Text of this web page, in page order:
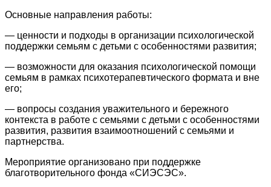
Основные направления работы:
— ценности и подходы в организации психологической
поддержки семьям с детьми с особенностями развития;
— возможности для оказания психологической помощи
семьям в рамках психотерапевтического формата и вне
его;
— вопросы создания уважительного и бережного
контекста в работе с семьями с детьми с особенностями
развития, развития взаимоотношений с семьями и
партнерства.
Мероприятие организовано при поддержке
благотворительного фонда «СИЭСЭС».